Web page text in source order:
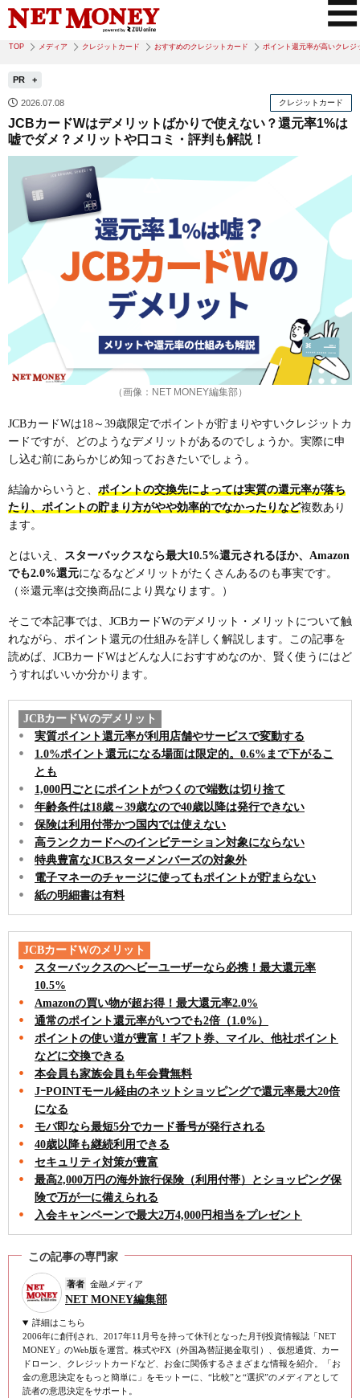
TOP メディア クレジットカード おすすめのクレジットカード ポイント還元率が高いクレジ
PR
2026.07.08 クレジットカード
JCBカードWはデメリットばかりで使えない？還元率1%は
嘘でダメ？メリットや口コミ・評判も解説！
（画像：NET MONEY編集部）
JCBカードWは18～39歳限定でポイントが貯まりやすいクレジットカ
ードですが、どのようなデメリットがあるのでしょうか。実際に申
し込む前にあらかじめ知っておきたいでしょう。
結論からいうと、 ポイントの交換先によっては実質の還元率が落ち
たり、ポイントの貯まり方がやや効率的でなかったりなど複数あり
ます。
とはいえ、 スターバックスなら最大10.5%還元されるほか、Amazon
でも2.0%還元になるなどメリットがたくさんあるのも事実です。
（※還元率は交換商品により異なります。）
そこで本記事では、JCBカードWのデメリット・メリットについて触
れながら、ポイント還元の仕組みを詳しく解説します。この記事を
読めば、JCBカードWはどんな人におすすめなのか、賢く使うにはど
うすればいいか分かります。
JCBカードWのデメリット
実質ポイント還元率が利用店舗やサービスで変動する
1.0%ポイント還元になる場面は限定的。0.6%まで下がるこ
とも
1,000円ごとにポイントがつくので端数は切り捨て
年齢条件は18歳～39歳なので40歳以降は発行できない
保険は利用付帯かつ国内では使えない
高ランクカードへのインビテーション対象にならない
特典豊富なJCBスターメンバーズの対象外
電子マネーのチャージに使ってもポイントが貯まらない
紙の明細書は有料
JCBカードWのメリット
スターバックスのヘビーユーザーなら必携！最大還元率
10.5%
Amazonの買い物が超お得！最大還元率2.0%
通常のポイント還元率がいつでも2倍（1.0%）
ポイントの使い道が豊富！ギフト券、マイル、他社ポイント
などに交換できる
本会員も家族会員も年会費無料
JｰPOINTモール経由のネットショッピングで還元率最大20倍
になる
モバ即なら最短5分でカード番号が発行される
40歳以降も継続利用できる
セキュリティ対策が豊富
最高2,000万円の海外旅行保険（利用付帯）とショッピング保
険で万が一に備えられる
入会キャンペーンで最大2万4,000円相当をプレゼント
この記事の専門家
著者 金融メディア
NET MONEY編集部
詳細はこちら
2006年に創刊され、2017年11月号を持って休刊となった月刊投資情報誌「NET
MONEY」のWeb版を運営。株式やFX（外国為替証拠金取引）、仮想通貨、カー
ドローン、クレジットカードなど、お金に関係するさまざまな情報を紹介。「お
金の意思決定をもっと簡単に」をモットーに、“比較”と“選択”のメディアとして
読者の意思決定をサポート。